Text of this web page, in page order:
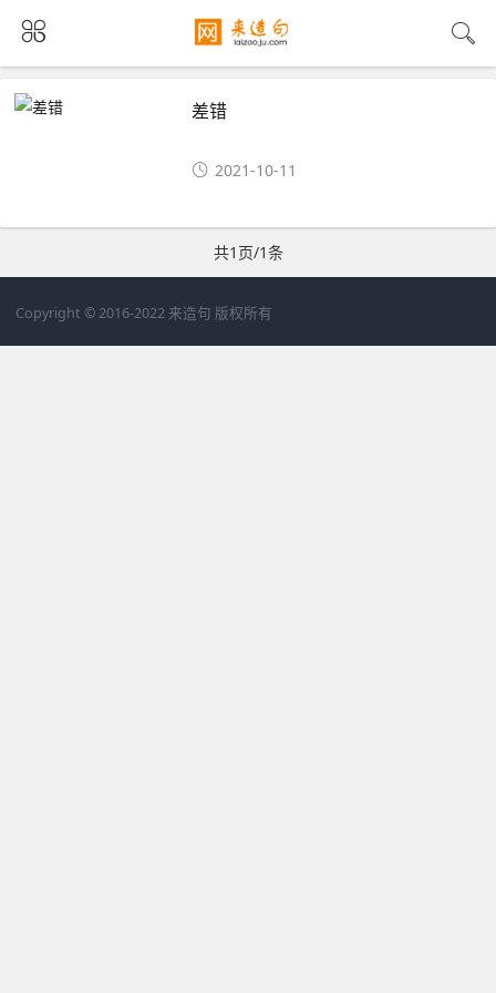
差错
2021-10-11
共1页/1条
Copyright © 2016-2022 来造句 版权所有